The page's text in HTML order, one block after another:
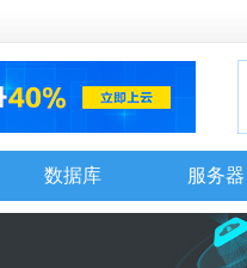
数据库 服务器